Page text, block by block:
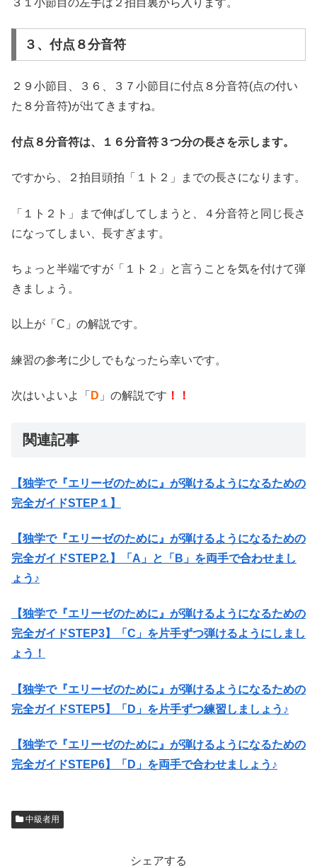
３１小節目の左手は２拍目裏から入ります。
３、付点８分音符
２９小節目、３６、３７小節目に付点８分音符(点の付い
た８分音符)が出てきますね。
付点８分音符は、１６分音符３つ分の長さを示します。
ですから、２拍目頭拍「１ト２」までの長さになります。
「１ト２ト」まで伸ばしてしまうと、４分音符と同じ長さ
になってしまい、長すぎます。
ちょっと半端ですが「１ト２」と言うことを気を付けて弾
きましょう。
以上が「C」の解説です。
練習の参考に少しでもなったら幸いです。
次はいよいよ「 D 」の解説です ！！
関連記事
【独学で『エリーゼのために』が弾けるようになるための
完全ガイドSTEP１】
【独学で『エリーゼのために』が弾けるようになるための
完全ガイドSTEP⒉】「A」と「B」を両手で合わせまし
ょう♪
【独学で『エリーゼのために』が弾けるようになるための
完全ガイドSTEP3】「C」を片手ずつ弾けるようにしまし
ょう！
【独学で『エリーゼのために』が弾けるようになるための
完全ガイドSTEP5】「D」を片手ずつ練習しましょう♪
【独学で『エリーゼのために』が弾けるようになるための
完全ガイドSTEP6】「D」を両手で合わせましょう♪
中級者用
シェアする